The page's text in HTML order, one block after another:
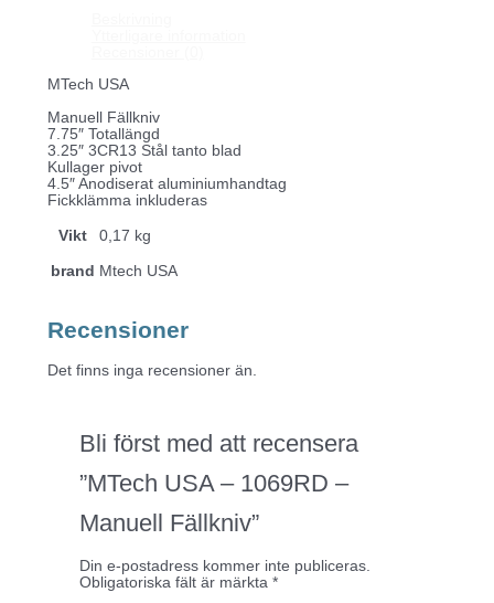
MTech USA
Manuell Fällkniv
7.75″ Totallängd
3.25″ 3CR13 Stål tanto blad
Kullager pivot
4.5″ Anodiserat aluminiumhandtag
Fickklämma inkluderas
Vikt 0,17 kg
brand Mtech USA
Recensioner
Det finns inga recensioner än.
Bli först med att recensera
”MTech USA – 1069RD –
Manuell Fällkniv”
Din e-postadress kommer inte publiceras.
Obligatoriska fält är märkta *